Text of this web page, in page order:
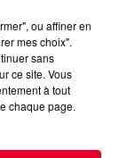
ou affiner en
mes choix".
sans
ce site. Vous
à tout
chaque page.